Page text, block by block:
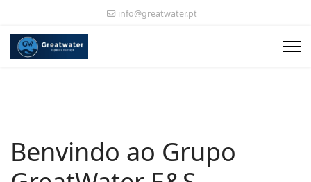
info@greatwater.pt
Benvindo ao Grupo